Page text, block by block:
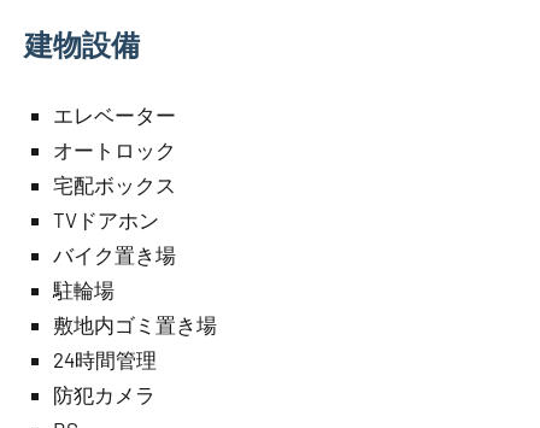
建物設備
エレベーター
オートロック
宅配ボックス
TVドアホン
バイク置き場
駐輪場
敷地内ゴミ置き場
24時間管理
防犯カメラ